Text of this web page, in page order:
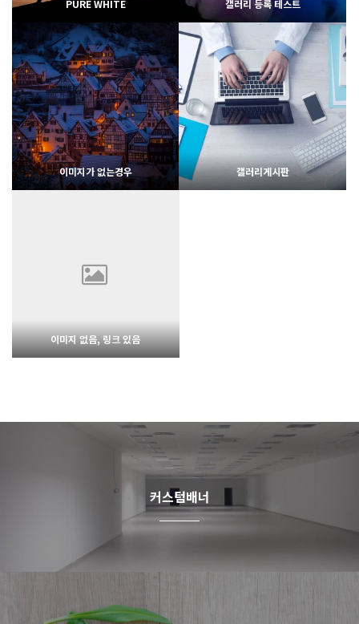
1851
02-06
웹사이팅
PURE WHITE
1837
02-07
웹사이팅
갤러리 등록 테스트
1512
02-06
웹사이팅
이미지가 없는경우 갤러리게시판
이미지 없음, 링크 있음
커스텀배너